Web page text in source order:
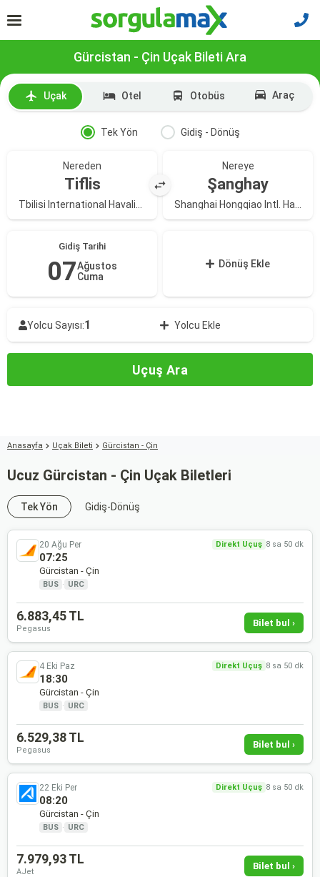
Gürcistan - Çin Uçak Bileti Ara
Uçak Otel Otobüs Araç
Tek Yön Gidiş - Dönüş
Nereden
Tiflis
Nereye
Şanghay
Gidiş Tarihi
07Ağustos
Cuma
Dönüş Ekle
Yolcu Sayısı:1 Yolcu Ekle
Uçuş Ara
Anasayfa Uçak Bileti Gürcistan - Çin
Ucuz Gürcistan - Çin Uçak Biletleri
Tek Yön Gidiş-Dönüş
20 Ağu Per Direkt Uçuş 8 sa 50 dk
07:25
Gürcistan - Çin
BUS · URC
6.883,45 TL
Pegasus
Bilet bul ›
4 Eki Paz Direkt Uçuş 8 sa 50 dk
18:30
Gürcistan - Çin
BUS · URC
6.529,38 TL
Pegasus
Bilet bul ›
22 Eki Per Direkt Uçuş 8 sa 50 dk
08:20
Gürcistan - Çin
BUS · URC
7.979,93 TL
AJet
Bilet bul ›